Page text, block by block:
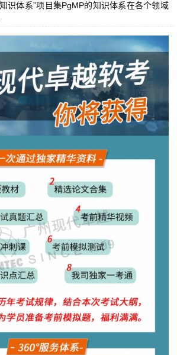
识体系”项目集PgMP的知识体系在各个领域